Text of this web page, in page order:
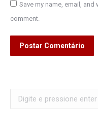
Save my name, email,
comment.
Postar Comentário
Search: